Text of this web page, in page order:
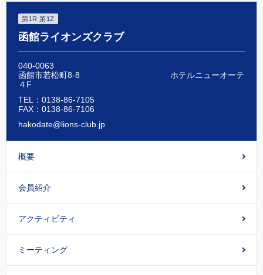
第1R 第1Z
函館ライオンズクラブ
040-0063
函館市若松町8-8 ホテルニューオーテ
４F
TEL：0138-86-7105
FAX：0138-86-7106
hakodate@lions-club.jp
概要
会員紹介
アクティビティ
ミーティング